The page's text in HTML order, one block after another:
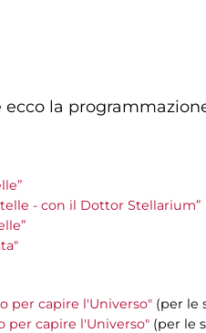
ecco la
- con il Dottor Stellarium”
per capire l'Universo" (per le
per capire l'Universo" (per le